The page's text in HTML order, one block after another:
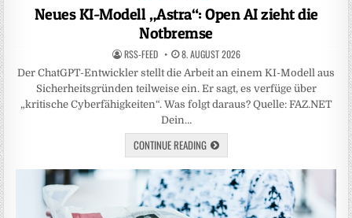
in
Neues KI-Modell „Astra“: Open AI zieht die
Notbremse
RSS-FEED 8. AUGUST 2026
Der ChatGPT-Entwickler stellt die Arbeit an einem KI-Modell aus
Sicherheitsgründen teilweise ein. Er sagt, es verfüge über
„kritische Cyberfähigkeiten“. Was folgt daraus? Quelle: FAZ.NET
Dein…
CONTINUE READING